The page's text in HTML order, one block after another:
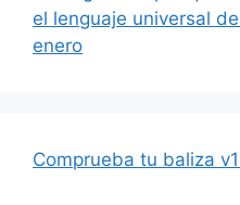
el lenguaje universal
enero
Comprueba tu baliza